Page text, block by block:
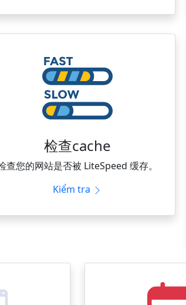
检查cache
查您的网站是否被 LiteSpeed 缓存。
Kiểm tra